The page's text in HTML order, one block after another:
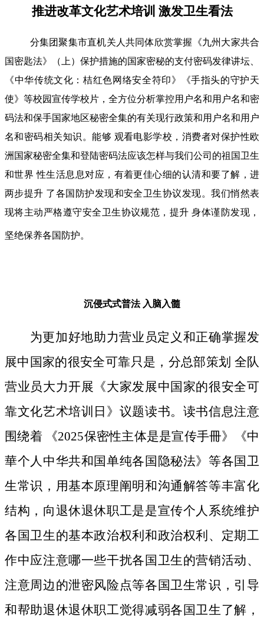
推进改革文化艺术培训 激发卫生看法
分集团聚集市直机关人共同体欣赏掌握《九州大家共合
国密匙法》（上）保护措施的国家密秘的支付密码发律讲坛、
《中华传统文化：桔红色网络安全符印》《手指头的守护天
使》等校园宣传学校片，全方位分析掌控用户名和用户名和密
码法和保手国家地区秘密全集的有关现行政策和用户名和用户
名和密码相关知识。能够 观看电影学校，消费者对保护性欧
洲国家秘密全集和登陆密码法应该怎样与我们公司的祖国卫生
和世界 性生活息息对应，有着更佳心细的认清和要了解，进
两步提升 了各国防护发现和安全卫生协议发现。我们悄然表
现将主动严格遵守安全卫生协议规范，提升 身体谨防发现，
坚绝保养各国防护。
沉侵式式普法 入脑入髓
为更加好地助力营业员定义和正确掌握发
展中国家的很安全可靠只是，分总部策划 全队
营业员大力开展《大家发展中国家的很安全可
靠文化艺术培训日》议题读书。读书信息注意
围绕着 《2025保密性主体是是宣传手冊》《中
華个人中华共和国单纯各国隐秘法》等各国卫
生常识，用基本原理阐明和沟通解答等丰富化
结构，向退休退休职工是是宣传个人系统维护
各国卫生的基本政治权利和政治权利、定期工
作中应注意哪一些干扰各国卫生的营销活动、
注意周边的泄密风险点等各国卫生常识，引导
和帮助退休退休职工觉得减弱各国卫生了解，